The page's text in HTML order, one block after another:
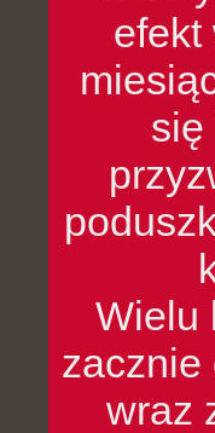
efekt
się
Wielu
zacznie
wraz